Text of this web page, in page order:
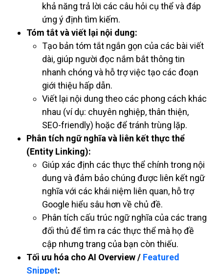
khả năng trả lời các câu hỏi cụ thể và đáp
ứng ý định tìm kiếm.
Tóm tắt và viết lại nội dung:
Tạo bản tóm tắt ngắn gọn của các bài viết
dài, giúp người đọc nắm bắt thông tin
nhanh chóng và hỗ trợ việc tạo các đoạn
giới thiệu hấp dẫn.
Viết lại nội dung theo các phong cách khác
nhau (ví dụ: chuyên nghiệp, thân thiện,
SEO-friendly) hoặc để tránh trùng lặp.
Phân tích ngữ nghĩa và liên kết thực thể
(Entity Linking):
Giúp xác định các thực thể chính trong nội
dung và đảm bảo chúng được liên kết ngữ
nghĩa với các khái niệm liên quan, hỗ trợ
Google hiểu sâu hơn về chủ đề.
Phân tích cấu trúc ngữ nghĩa của các trang
đối thủ để tìm ra các thực thể mà họ đề
cập nhưng trang của bạn còn thiếu.
Tối ưu hóa cho AI Overview / Featured
Snippet: